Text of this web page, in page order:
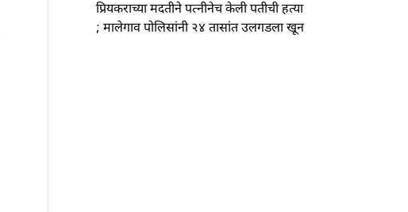
प्रियकराच्या मदतीने पत्नीनेच केली पतीची हत्या
; मालेगाव पोलिसांनी २४ तासांत उलगडला खून